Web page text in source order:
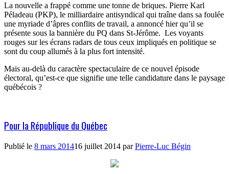
La nouvelle a frappé comme une tonne de briques. Pierre Karl
Péladeau (PKP), le milliardaire antisyndical qui traîne dans sa foulée
une myriade d’âpres conflits de travail, a annoncé hier qu’il se
présente sous la bannière du PQ dans St-Jérôme. Les voyants
rouges sur les écrans radars de tous ceux impliqués en politique se
sont du coup allumés à la plus fort intensité.
Mais au-delà du caractère spectaculaire de ce nouvel épisode
électoral, qu’est-ce que signifie une telle candidature dans le paysage
québécois ?
Pour la République du Québec
Publié le 8 mars 201416 juillet 2014 parPierre-Luc Bégin